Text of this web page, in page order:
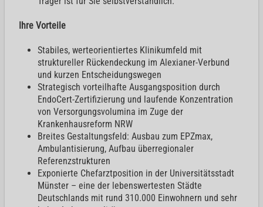
Ihre Vorteile
Stabiles, werteorientiertes Klinikumfeld mit
struktureller Rückendeckung im Alexianer-Verbund
und kurzen Entscheidungswegen
Strategisch vorteilhafte Ausgangsposition durch
EndoCert-Zertifizierung und laufende Konzentration
von Versorgungsvolumina im Zuge der
Krankenhausreform NRW
Breites Gestaltungsfeld: Ausbau zum EPZmax,
Ambulantisierung, Aufbau überregionaler
Referenzstrukturen
Exponierte Chefarztposition in der Universitätsstadt
Münster – eine der lebenswertesten Städte
Deutschlands mit rund 310.000 Einwohnern und sehr